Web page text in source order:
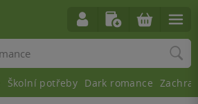
Školní potřeby Dark romance